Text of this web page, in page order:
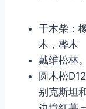
干木柴：
木，桦木
戴维松林。
圆木松
别克斯坦